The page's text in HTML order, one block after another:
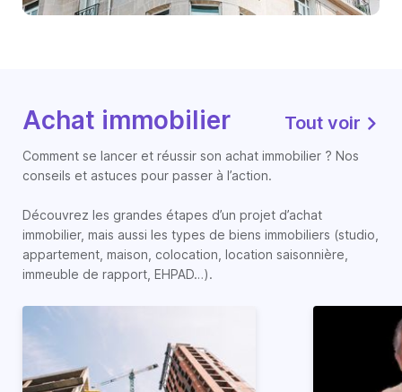
Achat immobilier Tout voir
Comment se lancer et réussir son achat immobilier ? Nos
conseils et astuces pour passer à l’action.
Découvrez les grandes étapes d’un projet d’achat
immobilier, mais aussi les types de biens immobiliers (studio,
appartement, maison, colocation, location saisonnière,
immeuble de rapport, EHPAD…).